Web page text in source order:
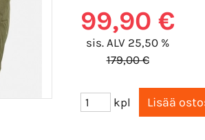
99,90 €
sis. ALV 25,50 %
179,00 €
kpl